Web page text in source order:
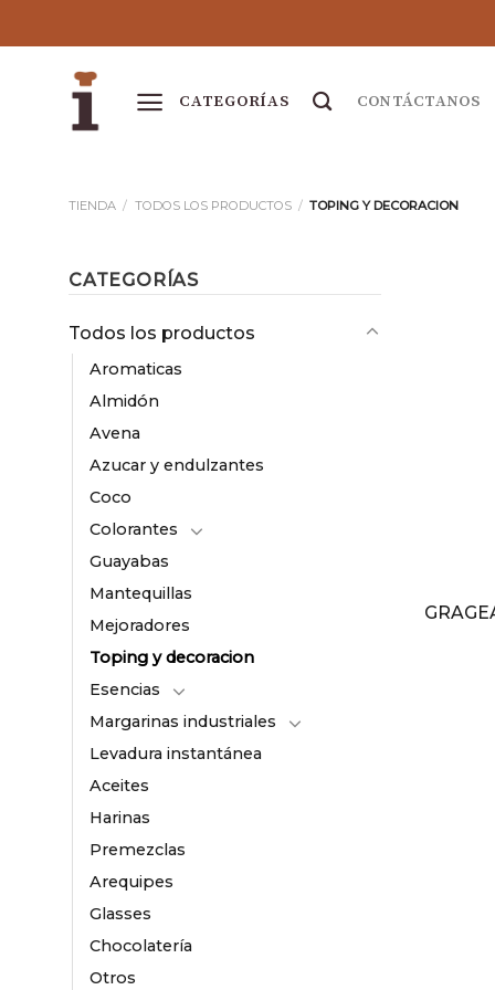
CONTÁCTANOS
TIENDA / TODOS LOS PRODUCTOS / TOPING Y DECORACION
CATEGORÍAS
Todos los productos
Aromaticas
Almidón
Avena
Azucar y endulzantes
Coco
Colorantes
Guayabas
Mantequillas
Mejoradores
Toping y decoracion
Esencias
Margarinas industriales
Levadura instantánea
Aceites
Harinas
Premezclas
Arequipes
Glasses
Chocolatería
Otros